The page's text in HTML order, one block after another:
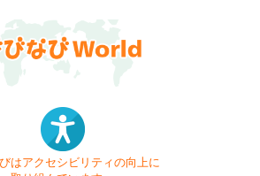
はアクセシビリティの向上に